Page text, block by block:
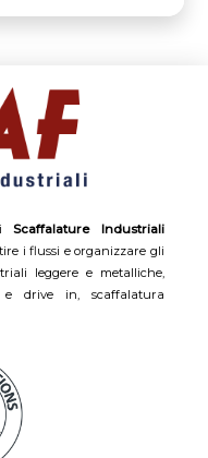
Scaffalature Industriali
i flussi e organizzare gli
leggere e metalliche,
e drive in, scaffalatura